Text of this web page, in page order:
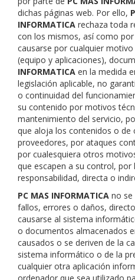
dichas páginas web. Por ello,
INFORMATICA rechaza toda
con los mismos, así como
causarse por cualquier
(equipo y aplicaciones),
INFORMATICA en la medida
legislación aplicable, no
o continuidad del
su contenido por motivos
mantenimiento del servicio,
que aloja los contenidos o
proveedores, por ataques
por cualesquiera otros
que escapen a su control,
responsabilidad, directa o
PC MAS INFORMATICA no se
fallos, errores o daños,
causarse al sistema
o documentos almacenados
causados o se deriven de la
sistema informático o de la
cualquier otra aplicación